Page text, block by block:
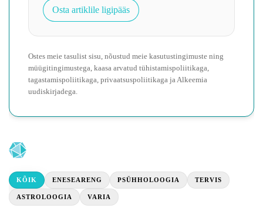
Osta artiklile ligipääs
Ostes meie tasulist sisu, nõustud meie kasutustingimuste ning
müügitingimustega, kaasa arvatud tühistamispoliitikaga,
tagastamispoliitikaga, privaatsuspoliitikaga ja Alkeemia
uudiskirjadega.
KÕIK ENESEARENG PSÜHHOLOOGIA TERVIS
ASTROLOOGIA VARIA